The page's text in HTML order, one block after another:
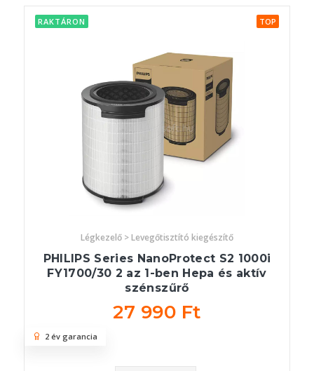
RAKTÁRON TOP
Légkezelő > Levegőtisztító kiegészítő
PHILIPS Series NanoProtect S2 1000i
FY1700/30 2 az 1-ben Hepa és aktív
szénszűrő
27 990 Ft
2 év garancia